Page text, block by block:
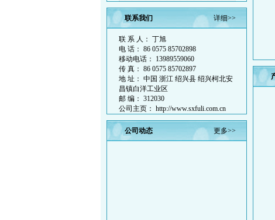
色织系列
摇粒绒系列
棉及混纺类汗布
粗针单双面电脑大提花
联系我们 详细>>
联 系 人： 丁旭
电 话： 86 0575 85702898
移动电话： 13989559060
传 真： 86 0575 85702897
地 址： 中国 浙江 绍兴县 绍兴柯北安
昌镇白洋工业区
邮 编： 312030
公司主页： http://www.sxfuli.com.cn
公司动态 更多>>